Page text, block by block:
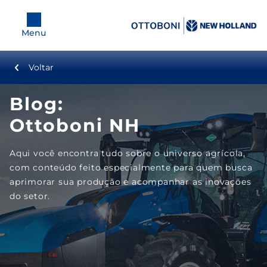
Menu
Equipamentos
Tratores
Colheitadeiras
Plataformas
Pulverizadores
Plantadeiras
Voltar
Blog:
Ottoboni NH
Aqui você encontra tudo sobre o universo agrícola,
com conteúdo feito especialmente para quem busca
aprimorar sua produção e acompanhar as inovações
do setor.